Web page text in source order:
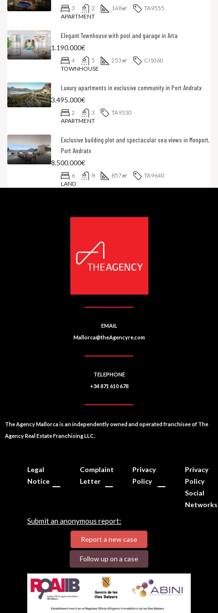
3 2 148㎡
TA9555
APARTMENT
Elegant Townhouse with pool and garage in Arta
1.190.000€
4 5 253 ㎡
CI1060
TOWNHOUSE
Luxury apartments in exclusive community in Port Andratx
3.495.000€
2 3
TA9330
APARTMENT
Exclusive building plot and spectacular sea views in Monport,
Port Andratx
8.500.000€
6 8 857㎡
TA9640
LAND
EMAIL
Mallorca@theAgencyre.com
TELEPHONE
+34 871 610 678
The Agency Mallorca is an independently owned and operated franchisee of The
Agency Real Estate Franchising LLC.
Legal
Notice
Complaint
Letter
Privacy
Policy
Privacy
Policy
Social
Networks
Submit an anonymous report:
Report a new case
Follow up on a case